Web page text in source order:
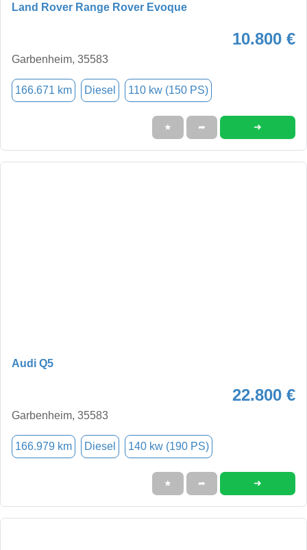
Land Rover Range Rover Evoque
10.800 €
Garbenheim, 35583
166.671 km Diesel 110 kw (150 PS)
★ ➦ ➜
Audi Q5
22.800 €
Garbenheim, 35583
166.979 km Diesel 140 kw (190 PS)
★ ➦ ➜